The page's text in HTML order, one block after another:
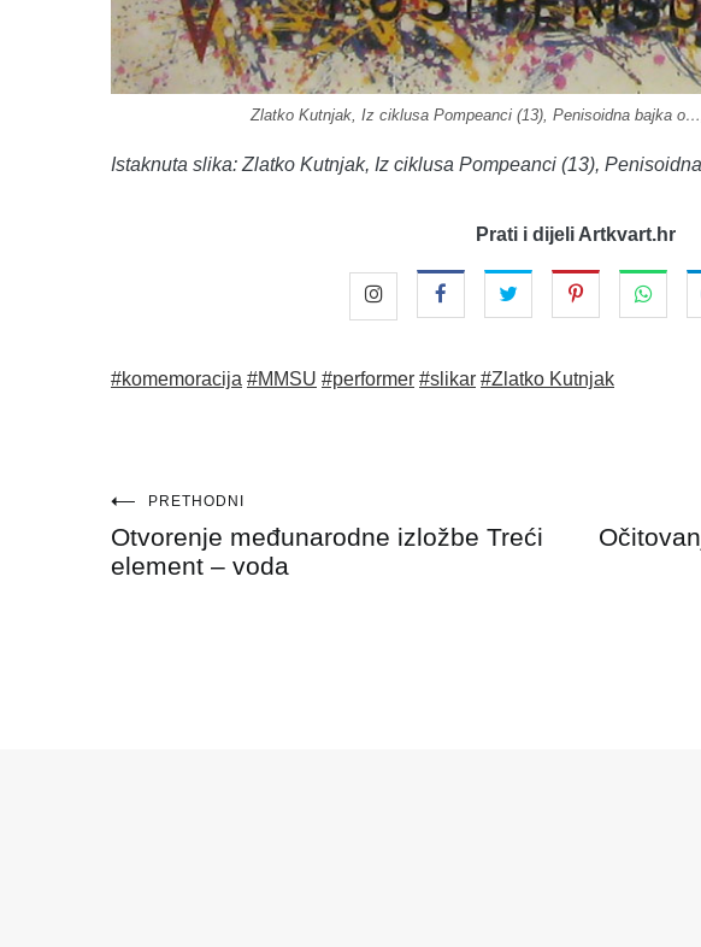
Zlatko Kutnjak, Iz ciklusa Pompeanci (13), Penisoidna bajka
Istaknuta slika: Zlatko Kutnjak, Iz ciklusa Pompeanci (13),
Prati i dijeli Artkvart.hr
#komemoracija #MMSU #performer #slikar #Zlatko Kutnjak
Navigacija
objava
PRETHODNI
Otvorenje međunarodne izložbe Treći
element – voda